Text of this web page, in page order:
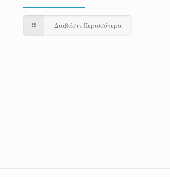
Διαβάστε Περισσότερα